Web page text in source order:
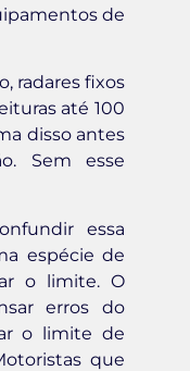
de
radares fixos
até 100
disso antes
Sem esse
essa
espécie de
o limite. O
erros do
o limite de
que